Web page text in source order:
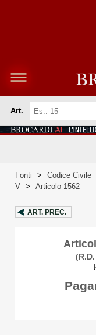
Art.
Fonti > Codice Civile
V > Articolo 1562
ART. PREC.